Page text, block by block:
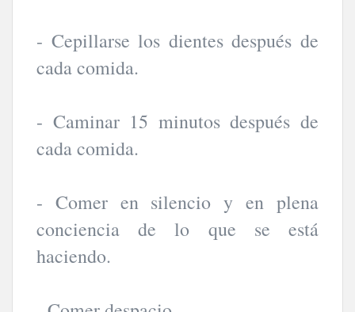
- Cepillarse los dientes después de
cada comida.
- Caminar 15 minutos después de
cada comida.
- Comer en silencio y en plena
conciencia de lo que se está
haciendo.